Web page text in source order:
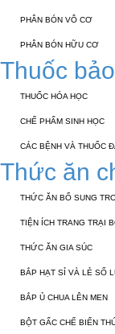
PHÂN BÓN VÔ CƠ
PHÂN BÓN HỮU CƠ
Thuốc
THUỐC HÓA HỌC
CHẾ PHẨM SINH HỌC
CÁC BỆNH VÀ THUỐC
Thức ăn
THỨC ĂN BỔ SUNG
TIỆN ÍCH TRANG TRẠI
THỨC ĂN GIA SÚC
BẮP HẠT SỈ VÀ LẺ SỐ
BẮP Ủ CHUA LÊN MEN
BỘT GẤC CHẾ BIẾN